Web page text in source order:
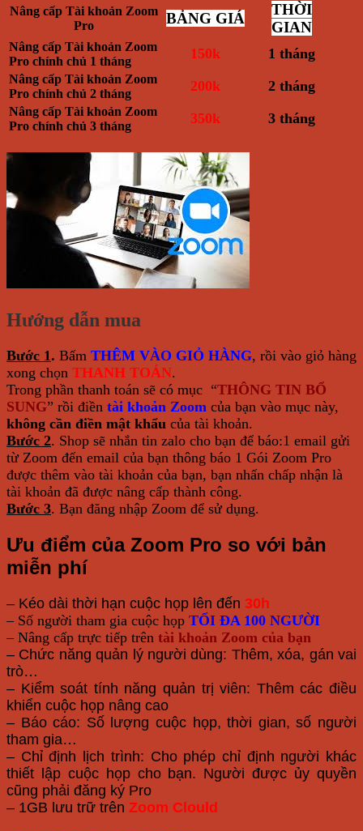
Nâng cấp Tài khoản Zoom
Pro
BẢNG GIÁ
THỜI
GIAN
Nâng cấp Tài khoản Zoom
Pro chính chủ 1 tháng
150k 1 tháng
Nâng cấp Tài khoản Zoom
Pro chính chủ 2 tháng
200k 2 tháng
Nâng cấp Tài khoản Zoom
Pro chính chủ 3 tháng
350k 3 tháng
Hướng dẫn mua
Bước 1. Bấm THÊM VÀO GIỎ HÀNG, rồi vào giỏ hàng
xong chọn THANH TOÁN.
Trong phần thanh toán sẽ có mục “THÔNG TIN BỔ
SUNG” rồi điền tài khoản Zoom của bạn vào mục này,
không cần điền mật khẩu của tài khoản.
Bước 2. Shop sẽ nhắn tin zalo cho bạn để báo:1 email gửi
từ Zoom đến email của bạn thông báo 1 Gói Zoom Pro
được thêm vào tài khoản của bạn, bạn nhấn chấp nhận là
tài khoản đã được nâng cấp thành công.
Bước 3. Bạn đăng nhập Zoom để sử dụng.
Ưu điểm của Zoom Pro so với bản
miễn phí
– Kéo dài thời hạn cuộc họp lên đến 30h
– Số người tham gia cuộc họp TỐI ĐA 100 NGƯỜI
– Nâng cấp trực tiếp trên tài khoản Zoom của bạn
– Chức năng quản lý người dùng: Thêm, xóa, gán vai
trò…
– Kiểm soát tính năng quản trị viên: Thêm các điều
khiển cuộc họp nâng cao
– Báo cáo: Số lượng cuộc họp, thời gian, số người
tham gia…
– Chỉ định lịch trình: Cho phép chỉ định người khác
thiết lập cuộc họp cho bạn. Người được ủy quyền
cũng phải đăng ký Pro
– 1GB lưu trữ trên Zoom Clould